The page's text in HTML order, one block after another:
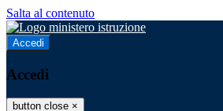
Salta al contenuto
Accedi
Accedi
button close ×